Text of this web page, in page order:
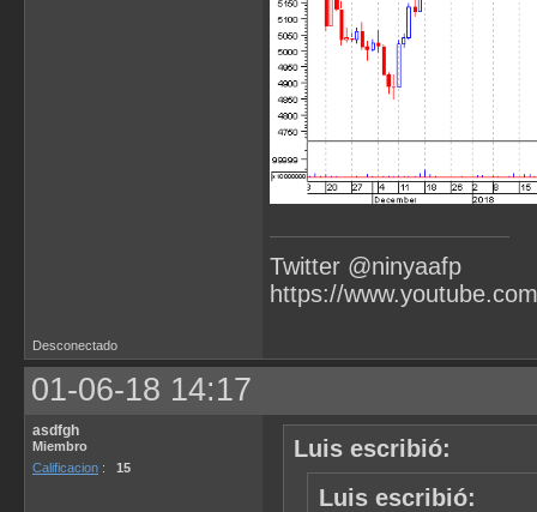
Twitter @ninyaafp
https://
Desconectado
01-06-18 14:17
asdfgh
Miembro
Calificacion : 15
Luis escribió:
Luis escribió: